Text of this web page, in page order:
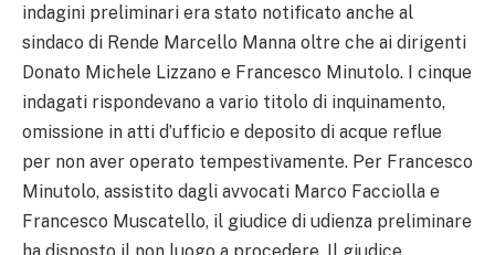
indagini preliminari era stato notificato anche al
sindaco di Rende Marcello Manna oltre che ai dirigenti
Donato Michele Lizzano e Francesco Minutolo. I cinque
indagati rispondevano a vario titolo di inquinamento,
omissione in atti d’ufficio e deposito di acque reflue
per non aver operato tempestivamente. Per Francesco
Minutolo, assistito dagli avvocati Marco Facciolla e
Francesco Muscatello, il giudice di udienza preliminare
ha disposto il non luogo a procedere. Il giudice,